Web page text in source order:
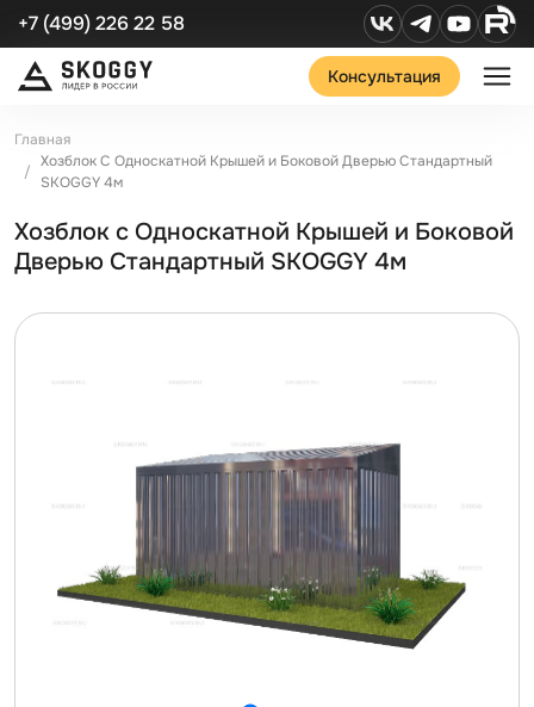
+7 (499) 226 22 58
Консультация
Главная
Хозблок С Односкатной Крышей и Боковой Дверью Стандартный
SKOGGY 4м
Хозблок с Односкатной Крышей и Боковой
Дверью Стандартный SKOGGY 4м